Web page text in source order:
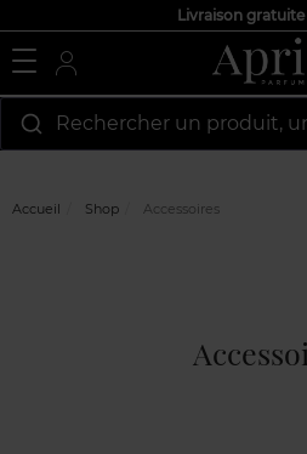
Livraison
Rechercher un produit,
Accueil Shop Accessoires